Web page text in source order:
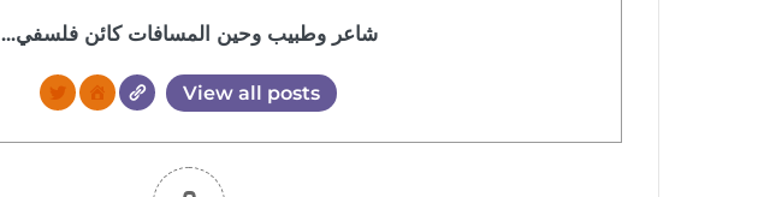
شاعر وطبيب وحين المسافات كائن فلسفي...
View all posts